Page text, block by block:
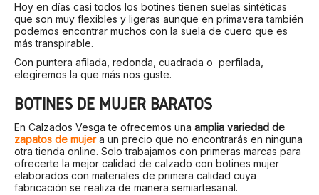
Hoy en días casi todos los botines tienen suelas sintéticas
que son muy flexibles y ligeras aunque en primavera también
podemos encontrar muchos con la suela de cuero que es
más transpirable.
Con puntera afilada, redonda, cuadrada o perfilada,
elegiremos la que más nos guste.
BOTINES DE MUJER BARATOS
En Calzados Vesga te ofrecemos una amplia variedad de
zapatos de mujera un precio que no encontrarás en ninguna
otra tienda online. Solo trabajamos con primeras marcas para
ofrecerte la mejor calidad de calzado con botines mujer
elaborados con materiales de primera calidad cuya
fabricación se realiza de manera semiartesanal.